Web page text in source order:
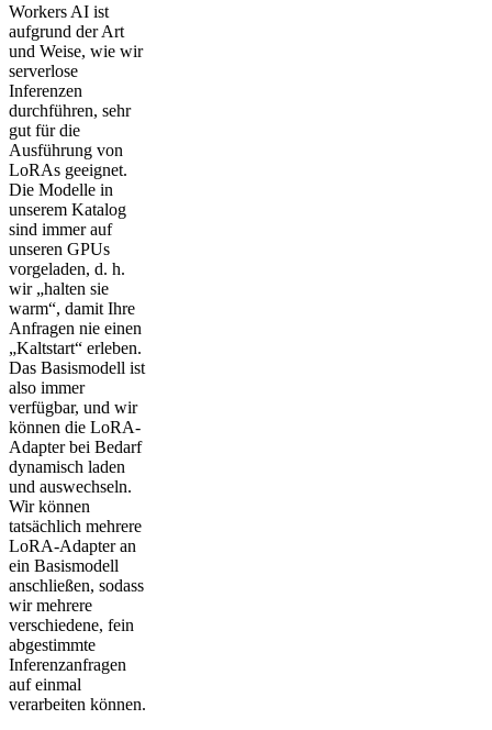
Workers AI ist
aufgrund der Art
und Weise, wie wir
serverlose
Inferenzen
durchführen, sehr
gut für die
Ausführung von
LoRAs geeignet.
Die Modelle in
unserem Katalog
sind immer auf
unseren GPUs
vorgeladen, d. h.
wir „halten sie
warm“, damit Ihre
Anfragen nie einen
„Kaltstart“ erleben.
Das Basismodell ist
also immer
verfügbar, und wir
können die LoRA-
Adapter bei Bedarf
dynamisch laden
und auswechseln.
Wir können
tatsächlich mehrere
LoRA-Adapter an
ein Basismodell
anschließen, sodass
wir mehrere
verschiedene, fein
abgestimmte
Inferenzanfragen
auf einmal
verarbeiten können.